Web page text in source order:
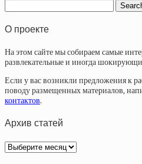
О проекте
На этом сайте мы собираем самые
развлекательные и иногда
Если у вас возникли предложения к
поводу размещенных материалов,
контактов.
Архив статей
Архив
статей